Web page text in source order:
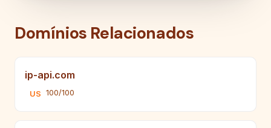
Domínios Relacionados
ip-api.com
US 100/100